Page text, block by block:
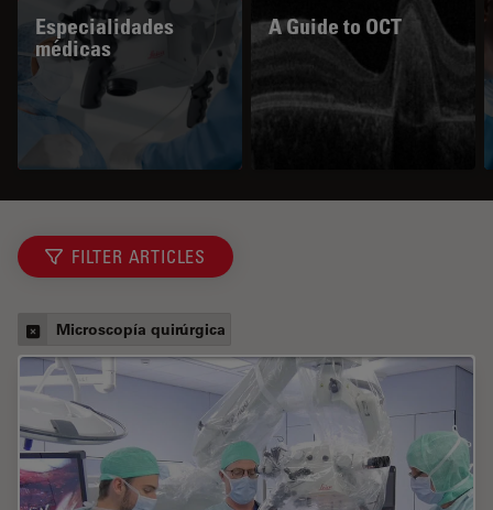
Especialidades
médicas
A Guide to OCT
FILTER ARTICLES
Microscopía quirúrgica